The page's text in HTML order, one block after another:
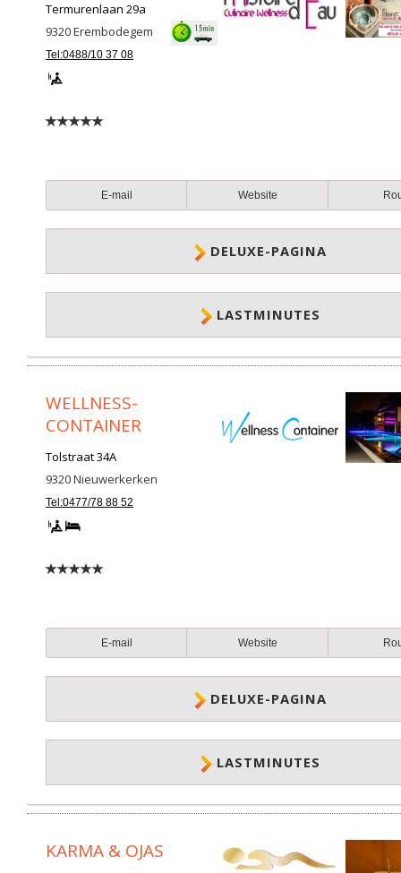
Termurenlaan 29a
9320Erembodegem
Tel:0488/10 37 08
E-mail Website
DELUXE-PAGINA
LASTMINUTES
WELLNESS-
CONTAINER
Tolstraat 34A
9320Nieuwerkerken
Tel:0477/78 88 52
E-mail Website
DELUXE-PAGINA
LASTMINUTES
KARMA & OJAS